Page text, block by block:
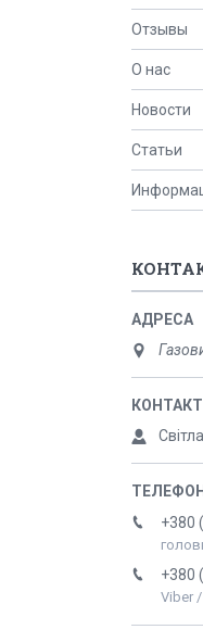
Отзывы
О нас
Новости
Статьи
+380
+380
Viber